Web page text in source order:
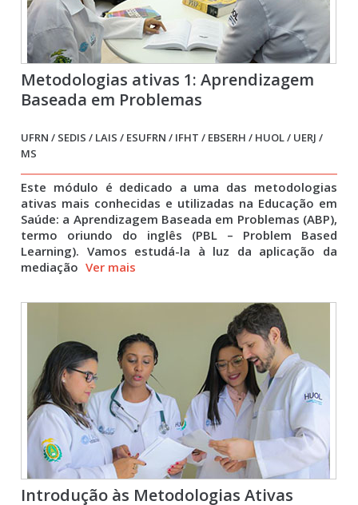
Metodologias ativas 1: Aprendizagem
Baseada em Problemas
UFRN / SEDIS / LAIS / ESUFRN / IFHT / EBSERH / HUOL / UERJ /
MS
Este módulo é dedicado a uma das metodologias
ativas mais conhecidas e utilizadas na Educação em
Saúde: a Aprendizagem Baseada em Problemas (ABP),
termo oriundo do inglês (PBL – Problem Based
Learning). Vamos estudá-la à luz da aplicação da
mediação Ver mais
Introdução às Metodologias Ativas